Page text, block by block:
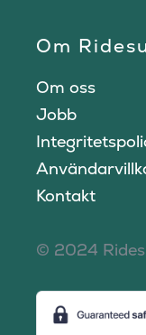
Om
Om oss
Jobb
Kontakt
© 2024